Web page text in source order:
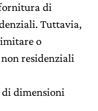
di
Tuttavia,
o
residenziali
di dimensioni